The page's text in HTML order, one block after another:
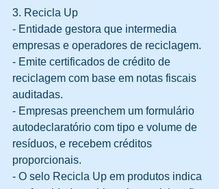
3. Recicla Up
- Entidade gestora que intermedia
empresas e operadores de reciclagem.
- Emite certificados de crédito de
reciclagem com base em notas fiscais
auditadas.
- Empresas preenchem um formulário
autodeclaratório com tipo e volume de
resíduos, e recebem créditos
proporcionais.
- O selo Recicla Up em produtos indica